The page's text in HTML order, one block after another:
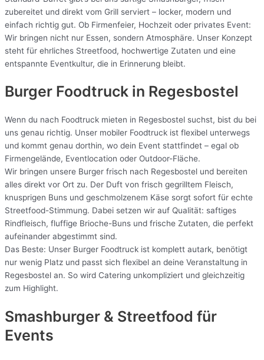
zubereitet und direkt vom Grill serviert – locker, modern und
einfach richtig gut. Ob Firmenfeier, Hochzeit oder privates Event:
Wir bringen nicht nur Essen, sondern Atmosphäre. Unser Konzept
steht für ehrliches Streetfood, hochwertige Zutaten und eine
entspannte Eventkultur, die in Erinnerung bleibt.
Burger Foodtruck in Regesbostel
Wenn du nach Foodtruck mieten in Regesbostel suchst, bist du bei
uns genau richtig. Unser mobiler Foodtruck ist flexibel unterwegs
und kommt genau dorthin, wo dein Event stattfindet – egal ob
Firmengelände, Eventlocation oder Outdoor-Fläche.
Wir bringen unsere Burger frisch nach Regesbostel und bereiten
alles direkt vor Ort zu. Der Duft von frisch gegrilltem Fleisch,
knusprigen Buns und geschmolzenem Käse sorgt sofort für echte
Streetfood-Stimmung. Dabei setzen wir auf Qualität: saftiges
Rindfleisch, fluffige Brioche-Buns und frische Zutaten, die perfekt
aufeinander abgestimmt sind.
Das Beste: Unser Burger Foodtruck ist komplett autark, benötigt
nur wenig Platz und passt sich flexibel an deine Veranstaltung in
Regesbostel an. So wird Catering unkompliziert und gleichzeitig
zum Highlight.
Smashburger & Streetfood für
Events